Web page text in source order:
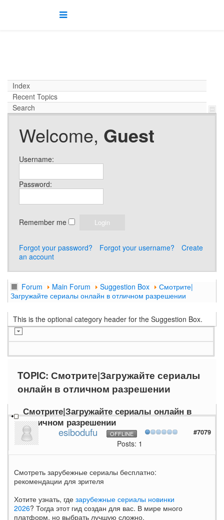
Index
Recent Topics
Search
Welcome, Guest
Username:
Password:
Remember me
Forgot your password? Forgot your username?
Create
an account
Forum Main Forum Suggestion Box
Смотрите|
Загружайте сериалы онлайн в отличном разрешении
This is the optional category header for the Suggestion Box.
TOPIC: Смотрите|Загружайте сериалы
онлайн в отличном разрешении
Смотрите|Загружайте сериалы онлайн в
отличном разрешении
#7079
esibodufu OFFLINE
Posts: 1
Смотреть зарубежные сериалы бесплатно:
рекомендации для зрителя
Хотите узнать, где зарубежные сериалы новинки
2026? Тогда этот гид создан для вас. В мире много
платформ, но выбрать лучшую сложно.